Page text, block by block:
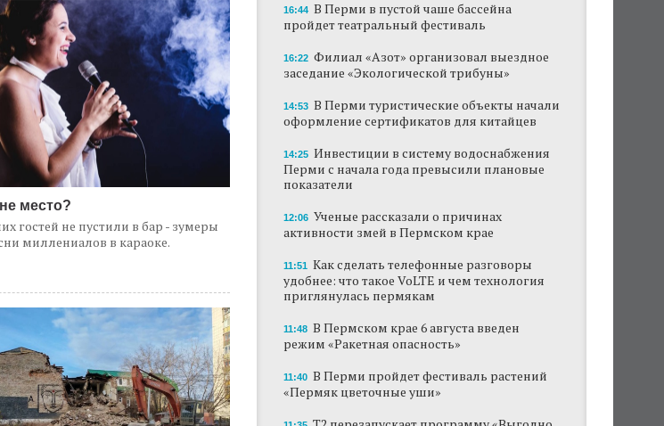
место?
гостей не пустили в бар - зумеры
миллениалов в караоке.
16:44 В Перми в пустой чаше бассейна
пройдет театральный фестиваль
16:22 Филиал «Азот» организовал выездное
заседание «Экологической трибуны»
14:53 В Перми туристические объекты начали
оформление сертификатов для китайцев
14:25 Инвестиции в систему водоснабжения
Перми с начала года превысили плановые
показатели
12:06 Ученые рассказали о причинах
активности змей в Пермском крае
11:51 Как сделать телефонные разговоры
удобнее: что такое VoLTE и чем технология
приглянулась пермякам
11:48 В Пермском крае 6 августа введен
режим «Ракетная опасность»
11:40 В Перми пройдет фестиваль растений
«Пермяк цветочные уши»